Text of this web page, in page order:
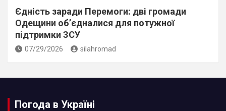
Єдність заради Перемоги: дві громади
Одещини об’єдналися для потужної
підтримки ЗСУ
07/29/2026 silahromad
Погода в Україні